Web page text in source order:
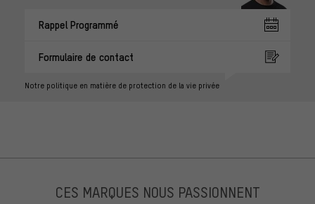
Rappel Programmé
Formulaire de contact
Notre politique en matière de protection de la vie privée
CES MARQUES NOUS PASSIONNENT